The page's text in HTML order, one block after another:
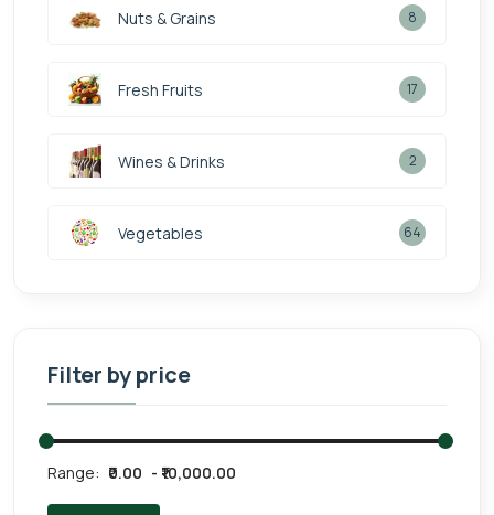
Nuts & Grains 8
Fresh Fruits 17
Wines & Drinks 2
Vegetables 64
Filter by price
Range: ₹0.00 ₹10,000.00